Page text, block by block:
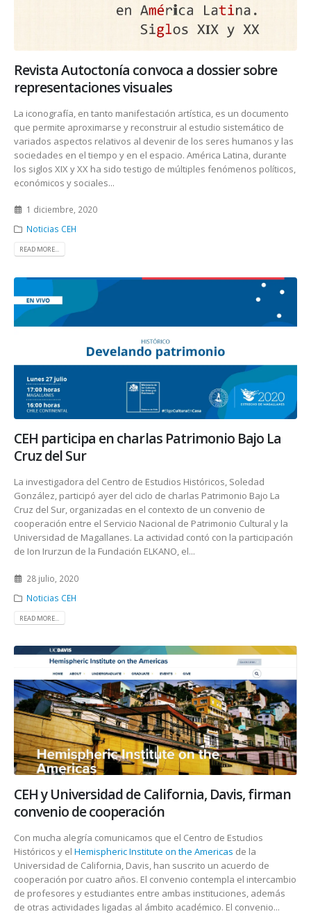
Revista Autoctonía convoca a dossier sobre
representaciones visuales
La iconografía, en tanto manifestación artística, es un documento
que permite aproximarse y reconstruir al estudio sistemático de
variados aspectos relativos al devenir de los seres humanos y las
sociedades en el tiempo y en el espacio. América Latina, durante
los siglos XIX y XX ha sido testigo de múltiples fenómenos políticos,
económicos y sociales...
1 diciembre, 2020
Noticias CEH
READ MORE...
CEH participa en charlas Patrimonio Bajo La
Cruz del Sur
La investigadora del Centro de Estudios Históricos, Soledad
González, participó ayer del ciclo de charlas Patrimonio Bajo La
Cruz del Sur, organizadas en el contexto de un convenio de
cooperación entre el Servicio Nacional de Patrimonio Cultural y la
Universidad de Magallanes. La actividad contó con la participación
de Ion Irurzun de la Fundación ELKANO, el...
28 julio, 2020
Noticias CEH
READ MORE...
CEH y Universidad de California, Davis, firman
convenio de cooperación
Con mucha alegría comunicamos que el Centro de Estudios
Históricos y el Hemispheric Institute on the Americas de la
Universidad de California, Davis, han suscrito un acuerdo de
cooperación por cuatro años. El convenio contempla el intercambio
de profesores y estudiantes entre ambas instituciones, además
de otras actividades ligadas al ámbito académico. El convenio...